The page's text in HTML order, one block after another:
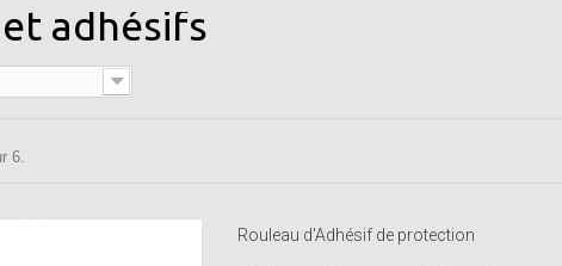
adhésifs
6.
Rouleau d'Adhésif de protection